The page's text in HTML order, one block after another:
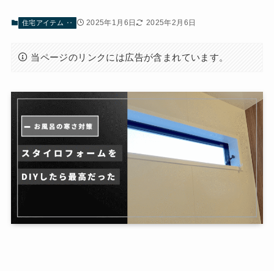
住宅アイテム ‥ 2025年1月6日 2025年2月6日
当ページのリンクには広告が含まれています。